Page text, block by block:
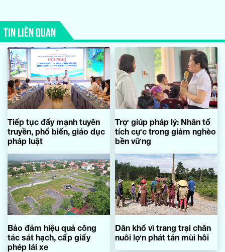
TIN LIÊN QUAN
Tiếp tục đẩy mạnh tuyên
truyền, phổ biến, giáo dục
pháp luật
Trợ giúp pháp lý: Nhân tố
tích cực trong giảm nghèo
bền vững
Bảo đảm hiệu quả công
tác sát hạch, cấp giấy
phép lái xe
Dân khổ vì trang trại chăn
nuôi lợn phát tán mùi hôi